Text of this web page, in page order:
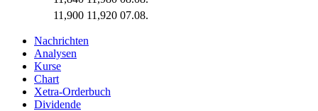
11,900 11,920 07.08.
Nachrichten
Analysen
Kurse
Chart
Xetra-Orderbuch
Dividende